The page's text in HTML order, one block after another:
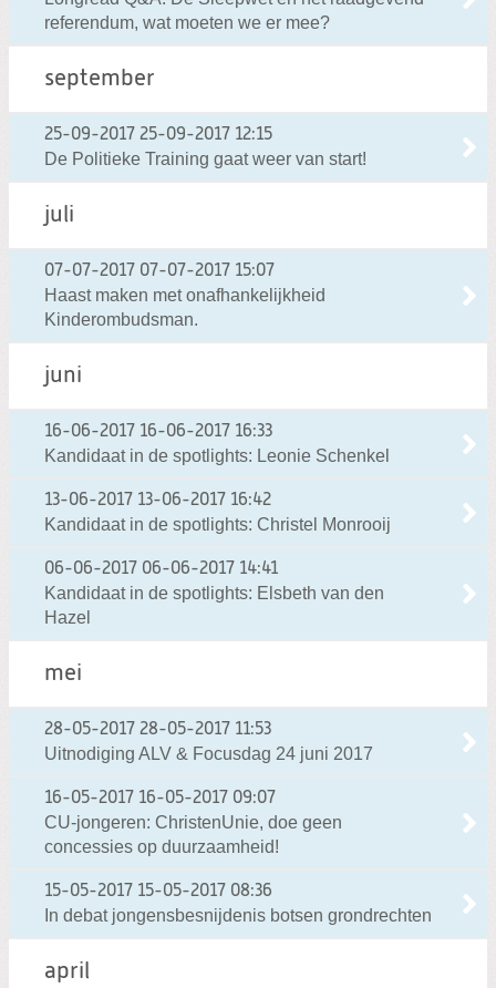
referendum, wat moeten we er mee?
september
25-09-2017 25-09-2017 12:15
De Politieke Training gaat weer van start!
juli
07-07-2017 07-07-2017 15:07
Haast maken met onafhankelijkheid
Kinderombudsman.
juni
16-06-2017 16-06-2017 16:33
Kandidaat in de spotlights: Leonie Schenkel
13-06-2017 13-06-2017 16:42
Kandidaat in de spotlights: Christel Monrooij
06-06-2017 06-06-2017 14:41
Kandidaat in de spotlights: Elsbeth van den
Hazel
mei
28-05-2017 28-05-2017 11:53
Uitnodiging ALV & Focusdag 24 juni 2017
16-05-2017 16-05-2017 09:07
CU-jongeren: ChristenUnie, doe geen
concessies op duurzaamheid!
15-05-2017 15-05-2017 08:36
In debat jongensbesnijdenis botsen grondrechten
april